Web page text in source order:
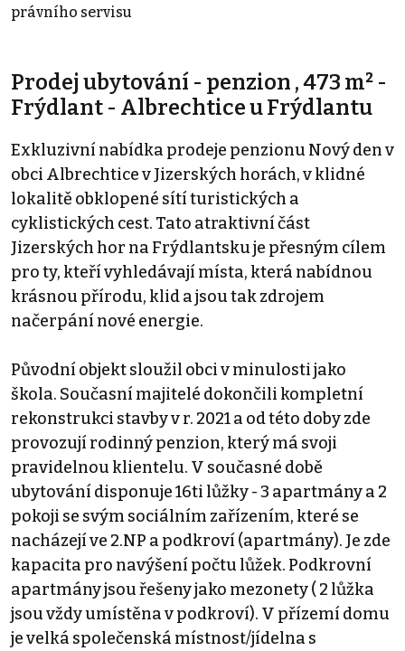
právního servisu
Prodej ubytování - penzion , 473 m² -
Frýdlant - Albrechtice u Frýdlantu
Exkluzivní nabídka prodeje penzionu Nový den v
obci Albrechtice v Jizerských horách, v klidné
lokalitě obklopené sítí turistických a
cyklistických cest. Tato atraktivní část
Jizerských hor na Frýdlantsku je přesným cílem
pro ty, kteří vyhledávají místa, která nabídnou
krásnou přírodu, klid a jsou tak zdrojem
načerpání nové energie.
Původní objekt sloužil obci v minulosti jako
škola. Současní majitelé dokončili kompletní
rekonstrukci stavby v r. 2021 a od této doby zde
provozují rodinný penzion, který má svoji
pravidelnou klientelu. V současné době
ubytování disponuje 16ti lůžky - 3 apartmány a 2
pokoji se svým sociálním zařízením, které se
nacházejí ve 2.NP a podkroví (apartmány). Je zde
kapacita pro navýšení počtu lůžek. Podkrovní
apartmány jsou řešeny jako mezonety ( 2 lůžka
jsou vždy umístěna v podkroví). V přízemí domu
je velká společenská místnost/jídelna s